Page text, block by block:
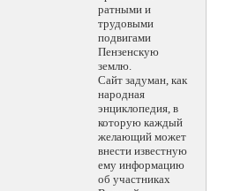
ратными и
трудовыми
подвигами
Пензенскую
землю.
Сайт задуман, как
народная
энциклопедия, в
которую каждый
желающий может
внести известную
ему информацию
об участниках